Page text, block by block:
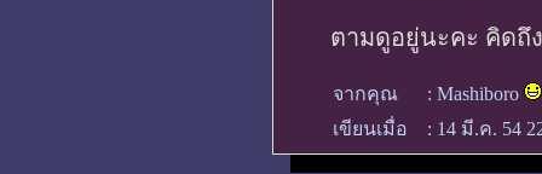
ตามดูอยู่นะคะ คิดถึ
จากคุณ : Mashiboro
เขียนเมื่อ
: 14 มี.ค. 54